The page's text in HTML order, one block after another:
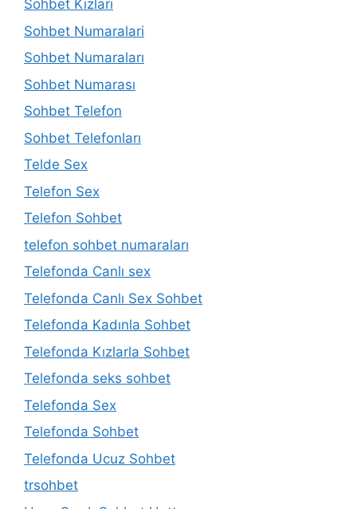
Sohbet Kızları
Sohbet Numaralari
Sohbet Numaraları
Sohbet Numarası
Sohbet Telefon
Sohbet Telefonları
Telde Sex
Telefon Sex
Telefon Sohbet
telefon sohbet numaraları
Telefonda Canlı sex
Telefonda Canlı Sex Sohbet
Telefonda Kadınla Sohbet
Telefonda Kızlarla Sohbet
Telefonda seks sohbet
Telefonda Sex
Telefonda Sohbet
Telefonda Ucuz Sohbet
trsohbet